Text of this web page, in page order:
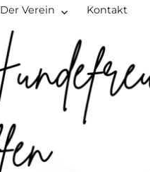
Der Verein Kontakt